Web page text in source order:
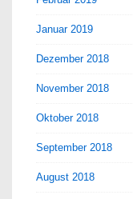
Januar 2019
Dezember 2018
November 2018
Oktober 2018
September 2018
August 2018